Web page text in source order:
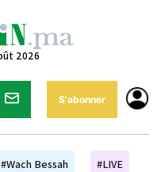
2026
S'abonner
#Wach Bessah #LIVE